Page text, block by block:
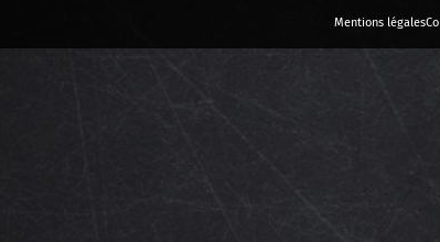
Mentions légales